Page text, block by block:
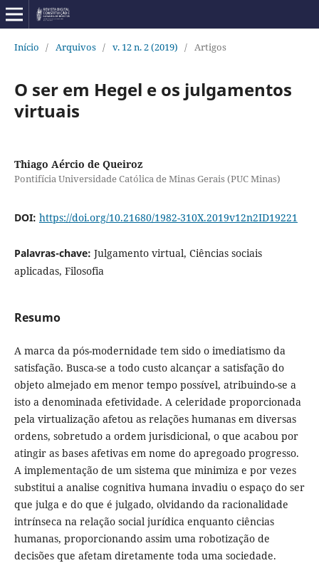
Início / Arquivos / v. 12 n. 2 (2019) / Artigos
O ser em Hegel e os julgamentos
virtuais
Thiago Aércio de Queiroz
Pontifícia Universidade Católica de Minas Gerais (PUC Minas)
DOI: https://doi.org/10.21680/1982-310X.2019v12n2ID19221
Palavras-chave: Julgamento virtual, Ciências sociais
aplicadas, Filosofia
Resumo
A marca da pós-modernidade tem sido o imediatismo da
satisfação. Busca-se a todo custo alcançar a satisfação do
objeto almejado em menor tempo possível, atribuindo-se a
isto a denominada efetividade. A celeridade proporcionada
pela virtualização afetou as relações humanas em diversas
ordens, sobretudo a ordem jurisdicional, o que acabou por
atingir as bases afetivas em nome do apregoado progresso.
A implementação de um sistema que minimiza e por vezes
substitui a analise cognitiva humana invadiu o espaço do ser
que julga e do que é julgado, olvidando da racionalidade
intrínseca na relação social jurídica enquanto ciências
humanas, proporcionando assim uma robotização de
decisões que afetam diretamente toda uma sociedade.